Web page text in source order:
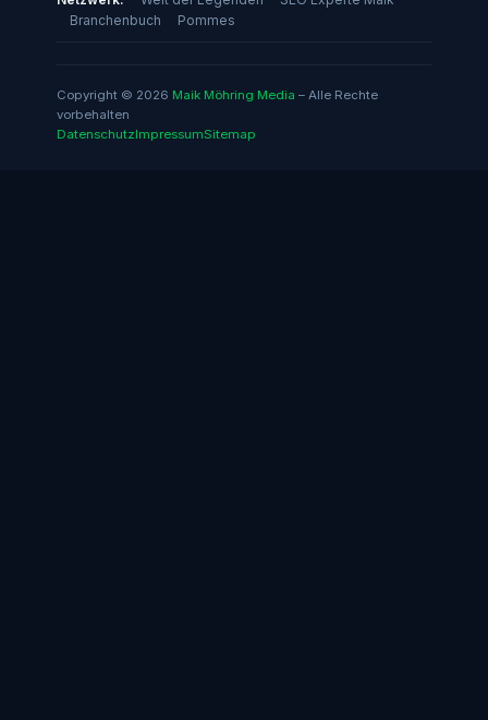
Branchenbuch
Pommes
Copyright © 2026 Maik Möhring Media – Alle Rechte
vorbehalten
DatenschutzImpressumSitemap